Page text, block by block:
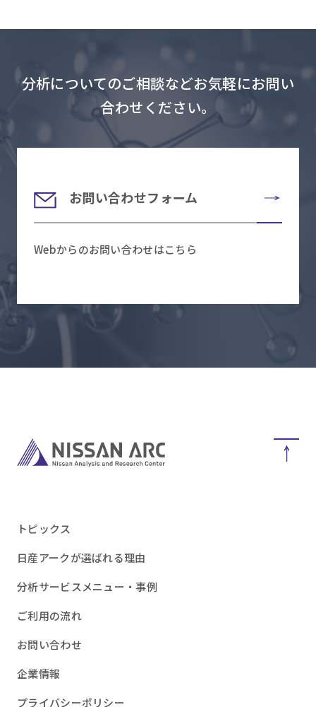
分析についてのご相談などお気軽にお問い
合わせください。
お問い合わせフォーム
Webからのお問い合わせはこちら
トピックス
日産アークが選ばれる理由
分析サービスメニュー・事例
ご利用の流れ
お問い合わせ
企業情報
プライバシーポリシー